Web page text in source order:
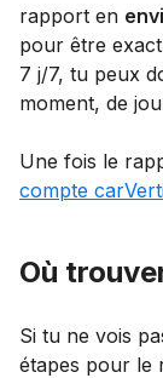
rapport en
pour être
7 j/7, tu peux
moment, de
Une fois le
compte
Où
Si tu ne vois
étapes pour le